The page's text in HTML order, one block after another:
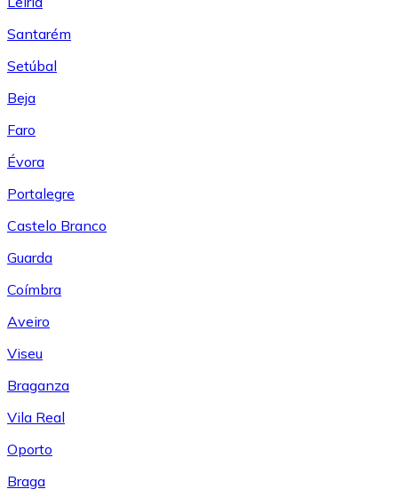
Santarém
Setúbal
Beja
Faro
Évora
Portalegre
Castelo Branco
Guarda
Coímbra
Aveiro
Viseu
Braganza
Vila Real
Oporto
Braga